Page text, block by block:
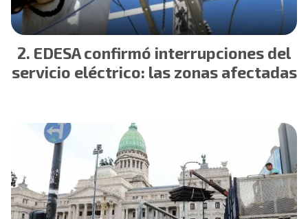
EDESA confirmó interrupciones del
servicio eléctrico: las zonas afectadas